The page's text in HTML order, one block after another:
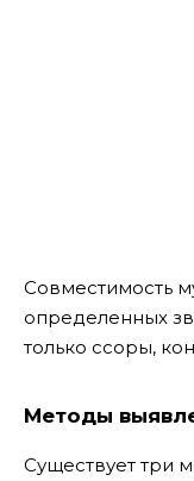
Совместимость
определенных
только ссоры,
Методы
Существует три